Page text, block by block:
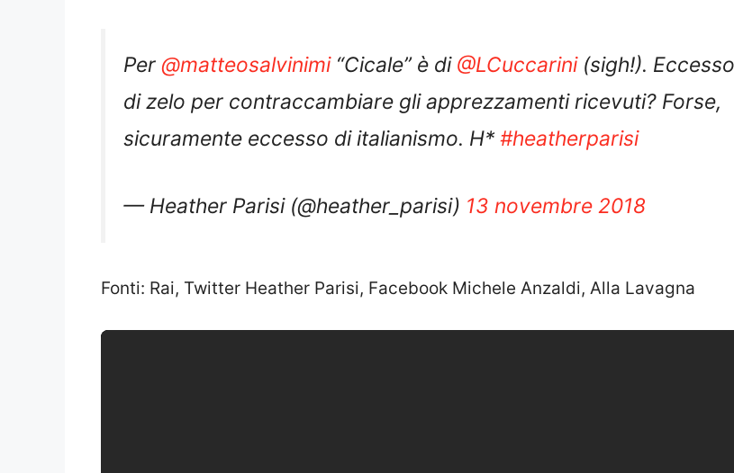
Per @matteosalvinimi“Cicale” è di @LCuccarini(sigh!). Eccesso
di zelo per contraccambiare gli apprezzamenti ricevuti? Forse,
sicuramente eccesso di italianismo. H* #heatherparisi
— Heather Parisi (@heather_parisi) 13 novembre 2018
Fonti: Rai, Twitter Heather Parisi, Facebook Michele Anzaldi, Alla Lavagna